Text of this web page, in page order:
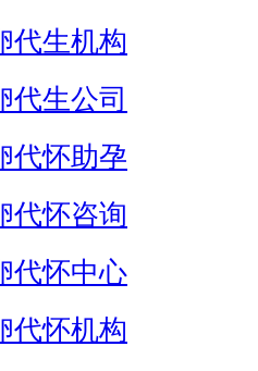
代生机构
代生公司
代怀助孕
代怀咨询
代怀中心
代怀机构